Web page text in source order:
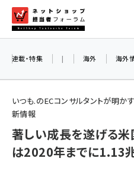
ン
ネットシ
amazon (2259)
yahoo (1908)
連載・特集 | 海外 海外
いつも.のECコンサルタントが明か
新情報
著しい成長を遂げる米
は2020年までに1.13